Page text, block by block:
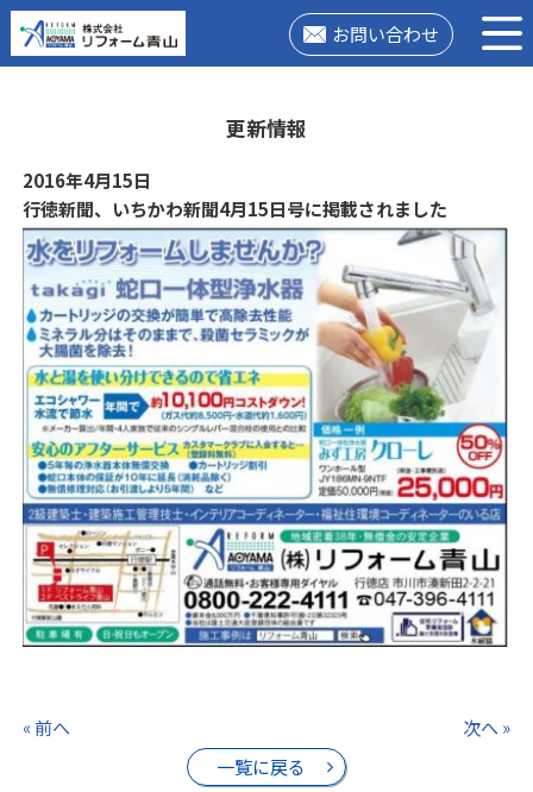
お問い合わせ
更新情報
2016年4月15日
行徳新聞、いちかわ新聞4月15日号に掲載されました
« 前へ
一覧に戻る
次へ »